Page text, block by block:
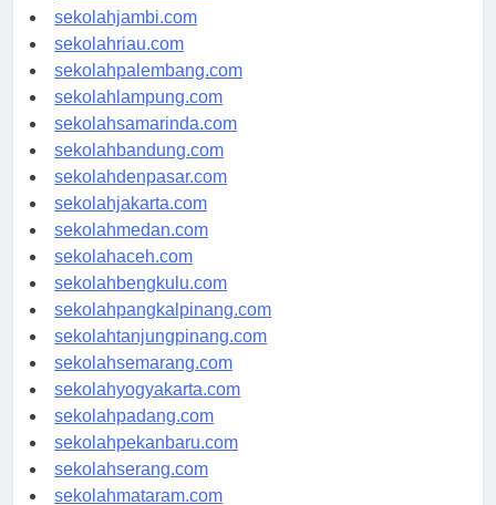
sekolahindonesia.id
sekolahjambi.com
sekolahriau.com
sekolahpalembang.com
sekolahlampung.com
sekolahsamarinda.com
sekolahbandung.com
sekolahdenpasar.com
sekolahjakarta.com
sekolahmedan.com
sekolahaceh.com
sekolahbengkulu.com
sekolahpangkalpinang.com
sekolahtanjungpinang.com
sekolahsemarang.com
sekolahyogyakarta.com
sekolahpadang.com
sekolahpekanbaru.com
sekolahserang.com